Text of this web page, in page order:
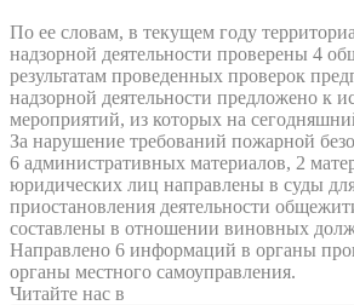
По ее словам, в текущем году
надзорной деятельности проверены 4
результатам проведенных проверок
надзорной деятельности предложено к
мероприятий, из которых на
За нарушение требований пожарной
6 административных материалов, 2
юридических лиц направлены в суды
приостановления деятельности
составлены в отношении виновных
Направлено 6 информаций в органы
органы местного самоуправления.
Читайте нас в